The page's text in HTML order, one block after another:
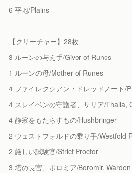
6 平地/Plains
【クリーチャー】28枚
3 ルーンの与え手/Giver of Runes
1 ルーンの母/Mother of Runes
4 ファイレクシアン・ドレッドノート/
4 スレイベンの守護者、サリア/Thalia,
4 静寂をもたらすもの/Hushbringer
2 ウェストフォルドの乗り手/Westfold
2 厳しい試験官/Strict Proctor
3 塔の長官、ボロミア/Boromir,